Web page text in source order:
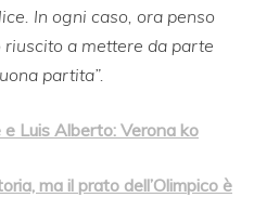
In ogni caso, ora penso
a mettere da parte
partita”.
Luis Alberto: Verona ko
ma il prato dell’Olimpico è